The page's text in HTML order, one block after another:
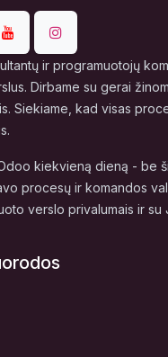
ir programuotojų
Dirbame su gerai
Siekiame, kad visas
kiekvieną dieną - be
procesų ir komandos
verslo privalumais ir su